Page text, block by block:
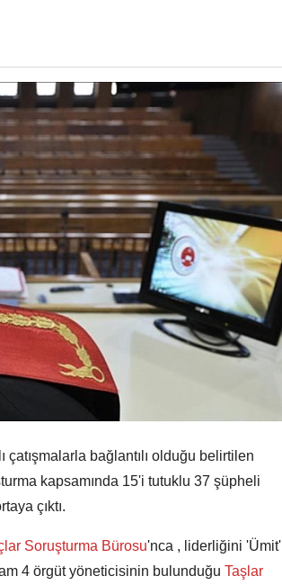
bağlantılı olduğu belirtilen
kapsamında 15'i tutuklu 37 şüpheli
çıktı.
Soruşturma Bürosu'nca , liderliğini 'Ümit'
4 örgüt yöneticisinin bulunduğu Taşlar